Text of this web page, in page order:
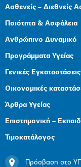
Ασθενείς – Διεθνείς
Ποιότητα & Ασφάλεια
Ανθρώπινο Δυναμικό
Προγράμματα Υγείας
Γενικές Εγκαταστάσεις
Οικονομικές
Άρθρα Υγείας
Επιστημονική –
Τιμοκατάλογος
Πρόσβαση στο